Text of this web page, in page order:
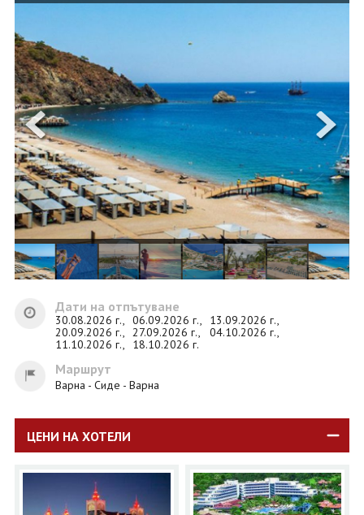
ПОСЛЕДВАЙТЕ НИ
Дати на отпътуване
30.08.2026 г., 06.09.2026 г.,
13.09.2026 г.,
20.09.2026 г., 27.09.2026 г.,
04.10.2026 г.,
11.10.2026 г.,
18.10.2026 г.
Маршрут
Варна - Сиде - Варна
ЦЕНИ НА ХОТЕЛИ